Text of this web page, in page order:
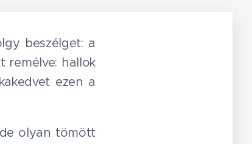
beszélget: a
remélve: hallok
ezen a
olyan tömött